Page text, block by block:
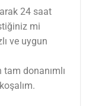
24 saat
mi
ve uygun
donanımlı